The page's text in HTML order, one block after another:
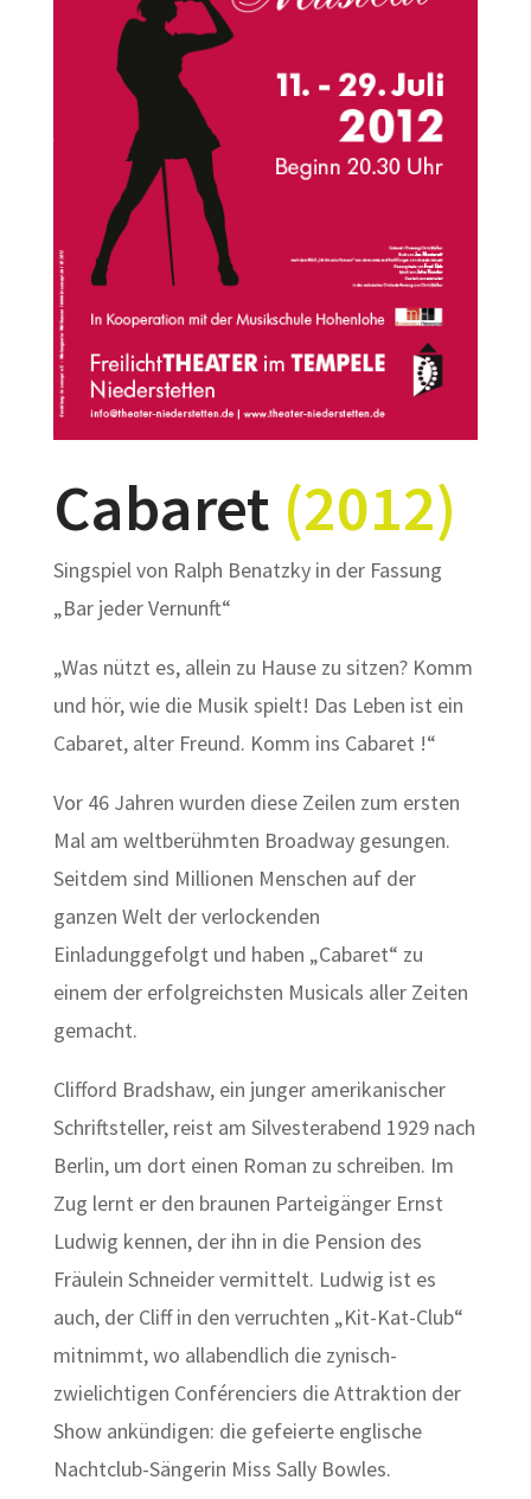
Cabaret (2012)
Singspiel von Ralph Benatzky in der Fassung
„Bar jeder Vernunft“
„Was nützt es, allein zu Hause zu sitzen? Komm
und hör, wie die Musik spielt! Das Leben ist ein
Cabaret, alter Freund. Komm ins Cabaret !“
Vor 46 Jahren wurden diese Zeilen zum ersten
Mal am weltberühmten Broadway gesungen.
Seitdem sind Millionen Menschen auf der
ganzen Welt der verlockenden
Einladunggefolgt und haben „Cabaret“ zu
einem der erfolgreichsten Musicals aller Zeiten
gemacht.
Clifford Bradshaw, ein junger amerikanischer
Schriftsteller, reist am Silvesterabend 1929 nach
Berlin, um dort einen Roman zu schreiben. Im
Zug lernt er den braunen Parteigänger Ernst
Ludwig kennen, der ihn in die Pension des
Fräulein Schneider vermittelt. Ludwig ist es
auch, der Cliff in den verruchten „Kit-Kat-Club“
mitnimmt, wo allabendlich die zynisch-
zwielichtigen Conférenciers die Attraktion der
Show ankündigen: die gefeierte englische
Nachtclub-Sängerin Miss Sally Bowles.